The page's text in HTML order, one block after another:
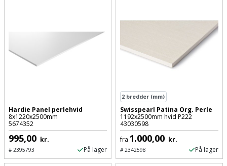
Sternbeklædning
tagplader
Terrassebrædder
Terrasseopklodsning
Palleløfter
Reb
og
snor
Industristøvsuger
Kantlimertilbehør
Kap-
og
Højbede
Jagt
og
fritid
Hardie Panel perlehvid
8x1220x2500mm
5674352
995,00 kr.
#2395793 På lager
2 bredder (mm)
Swisspearl Patina Org. Perle
1192x2500mm hvid P222
43030598
fra 1.000,00 kr.
#2342598 På lager